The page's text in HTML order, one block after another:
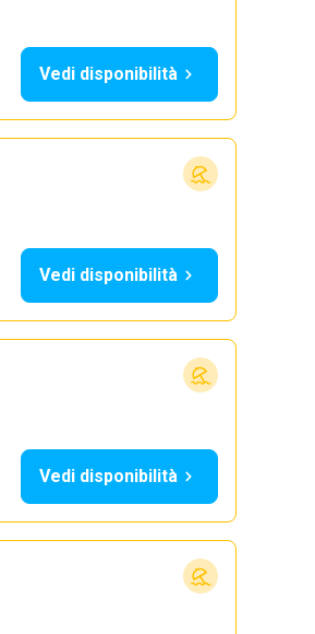
Vedi disponibilità
Vedi disponibilità
Vedi disponibilità